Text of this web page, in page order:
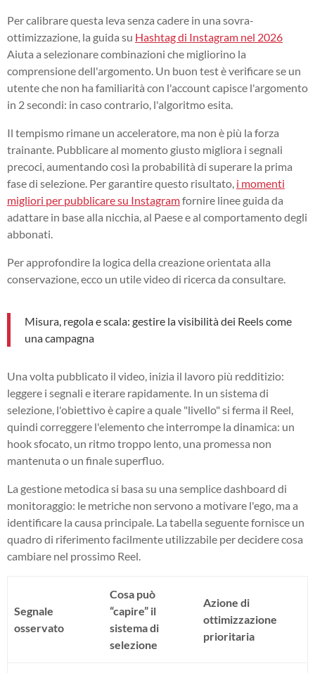
Per calibrare questa leva senza cadere in una sovra-
ottimizzazione, la guida su Hashtag di Instagram nel 2026
Aiuta a selezionare combinazioni che migliorino la
comprensione dell'argomento. Un buon test è verificare se un
utente che non ha familiarità con l'account capisce l'argomento
in 2 secondi: in caso contrario, l'algoritmo esita.
Il tempismo rimane un acceleratore, ma non è più la forza
trainante. Pubblicare al momento giusto migliora i segnali
precoci, aumentando così la probabilità di superare la prima
fase di selezione. Per garantire questo risultato, i momenti
migliori per pubblicare su Instagramfornire linee guida da
adattare in base alla nicchia, al Paese e al comportamento degli
abbonati.
Per approfondire la logica della creazione orientata alla
conservazione, ecco un utile video di ricerca da consultare.
Misura, regola e scala: gestire la visibilità dei Reels come
una campagna
Una volta pubblicato il video, inizia il lavoro più redditizio:
leggere i segnali e iterare rapidamente. In un sistema di
selezione, l'obiettivo è capire a quale "livello" si ferma il Reel,
quindi correggere l'elemento che interrompe la dinamica: un
hook sfocato, un ritmo troppo lento, una promessa non
mantenuta o un finale superfluo.
La gestione metodica si basa su una semplice dashboard di
monitoraggio: le metriche non servono a motivare l'ego, ma a
identificare la causa principale. La tabella seguente fornisce un
quadro di riferimento facilmente utilizzabile per decidere cosa
cambiare nel prossimo Reel.
Segnale
osservato
Cosa può
“capire” il
sistema di
selezione
Azione di
ottimizzazione
prioritaria